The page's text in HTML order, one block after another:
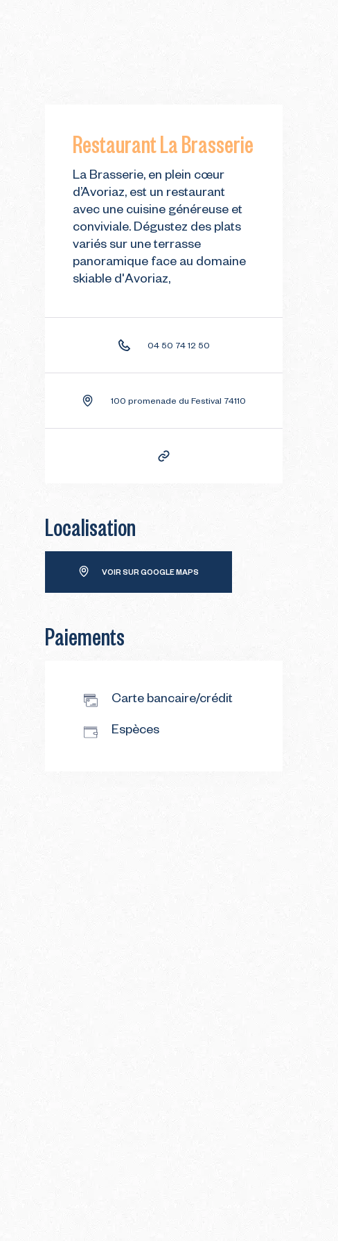
Restaurant La Brasserie
La Brasserie, en plein cœur
d’Avoriaz, est un restaurant
avec une cuisine généreuse et
conviviale. Dégustez des plats
variés sur une terrasse
panoramique face au domaine
skiable d'Avoriaz,
04 50 74 12 50
100 promenade du Festival 74110
Localisation
VOIR SUR GOOGLE MAPS
Paiements
Carte bancaire/crédit
Espèces